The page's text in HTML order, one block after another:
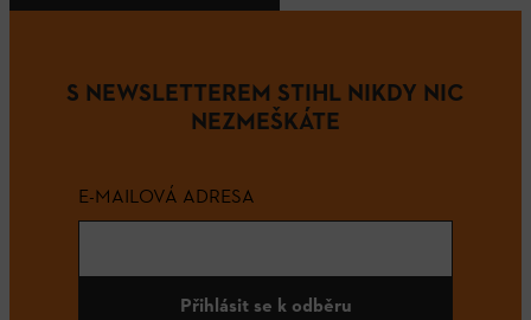
S NEWSLETTEREM STIHL NIKDY NIC
NEZMEŠKÁTE
E-MAILOVÁ ADRESA
Přihlásit se k odběru